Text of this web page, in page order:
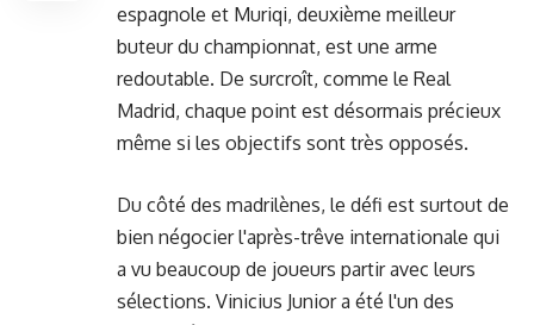
espagnole et Muriqi, deuxième meilleur
buteur du championnat, est une arme
redoutable. De surcroît, comme le Real
Madrid, chaque point est désormais précieux
même si les objectifs sont très opposés.
Du côté des madrilènes, le défi est surtout de
bien négocier l'après-trêve internationale qui
a vu beaucoup de joueurs partir avec leurs
sélections. Vinicius Junior a été l'un des